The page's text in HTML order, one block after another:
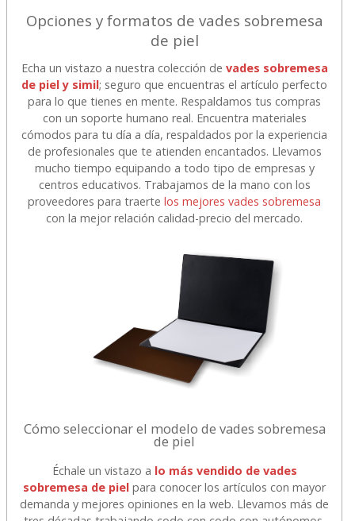
Opciones y formatos de vades sobremesa
de piel
Echa un vistazo a nuestra colección de vades sobremesa
de piel y simil; seguro que encuentras el artículo perfecto
para lo que tienes en mente. Respaldamos tus compras
con un soporte humano real. Encuentra materiales
cómodos para tu día a día, respaldados por la experiencia
de profesionales que te atienden encantados. Llevamos
mucho tiempo equipando a todo tipo de empresas y
centros educativos. Trabajamos de la mano con los
proveedores para traertelos mejores vades sobremesa
con la mejor relación calidad-precio del mercado.
Cómo seleccionar el modelo de vades sobremesa
de piel
Échale un vistazo a lo más vendido de vades
sobremesa de piel para conocer los artículos con mayor
demanda y mejores opiniones en la web. Llevamos más de